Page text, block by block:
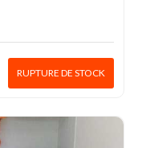
RUPTURE DE STOCK